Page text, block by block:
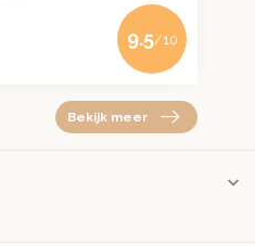
9.5/10
Bekijk meer